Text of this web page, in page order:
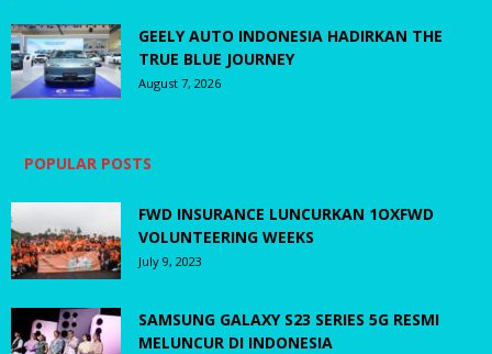
GEELY AUTO INDONESIA HADIRKAN THE
TRUE BLUE JOURNEY
August 7, 2026
POPULAR POSTS
FWD INSURANCE LUNCURKAN 1OXFWD
VOLUNTEERING WEEKS
July 9, 2023
SAMSUNG GALAXY S23 SERIES 5G RESMI
MELUNCUR DI INDONESIA